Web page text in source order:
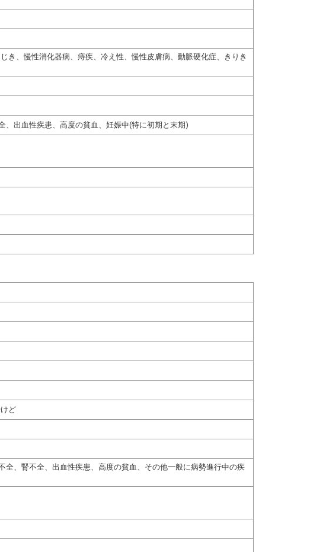
き、慢性消化器病、痔疾、冷え性、慢性皮膚病、動脈硬化症、きりき
出血性疾患、高度の貧血、妊娠中(特に初期と末期)
ど
、腎不全、出血性疾患、高度の貧血、その他一般に病勢進行中の疾